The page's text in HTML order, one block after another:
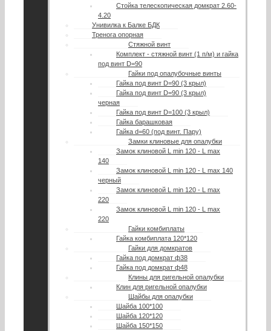
Стойка телескопическая домкрат 2.60-
4.20
Унивилка к Балке БДК
Тренога опорная
Стяжной винт
Комплект - стяжной винт (1 п/м) и гайка
под винт D=90
Гайки под опалубочные винты
Гайка под винт D=90 (3 крыл)
Гайка под винт D=90 (3 крыл)
черная
Гайка под винт D=100 (3 крыл)
Гайка барашковая
Гайка d=60 (под винт. Пару)
Замки клиновые для опалубки
Замок клиновой L min 120 - L max
140
Замок клиновой L min 120 - L max 140
черный
Замок клиновой L min 120 - L max
220
Замок клиновой L min 120 - L max
220
Гайки комбиплаты
Гайка комбиплата 120*120
Гайки для домкратов
Гайка под домкрат ф38
Гайка под домкрат ф48
Клины для ригельной опалубки
Клин для ригельной опалубки
Шайбы для опалубки
Шайба 100*100
Шайба 120*120
Шайба 150*150